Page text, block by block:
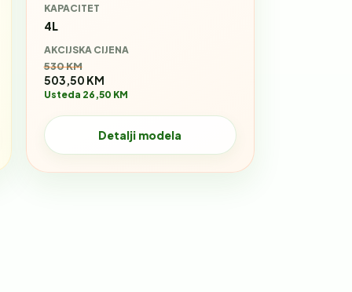
KAPACITET
4L
AKCIJSKA CIJENA
Stara cijena:
530 KM
503,50 KM
Usteda 26,50 KM
Detalji modela